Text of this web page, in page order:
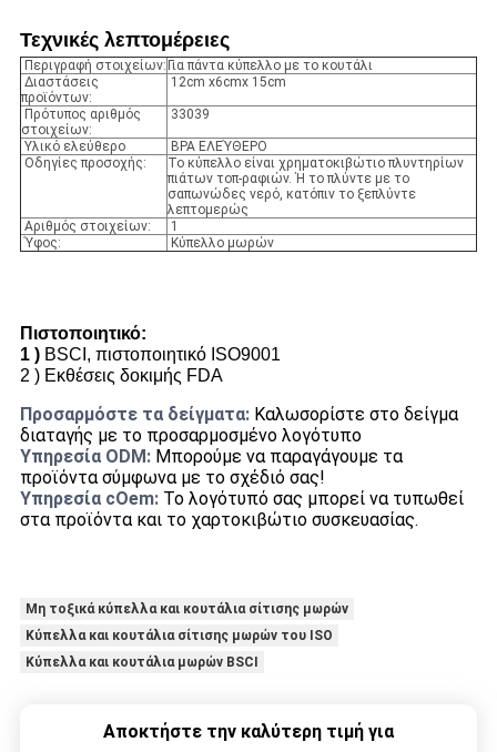
Τεχνικές λεπτομέρειες
Περιγραφή στοιχείων: Για πάντα κύπελλο με το κουτάλι
Διαστάσεις
προϊόντων:
12cm x6cmx15cm
Πρότυπος αριθμός
στοιχείων:
33039
Υλικό ελεύθερο
BPA ΕΛΕΎΘΕΡΟ
Οδηγίες προσοχής:
Το κύπελλο είναι χρηματοκιβώτιο πλυντηρίων
πιάτων τοπ-ραφιών. Ή το πλύντε με το
σαπωνώδες νερό, κατόπιν το ξεπλύντε
λεπτομερώς
Αριθμός στοιχείων:
1
Ύφος:
Κύπελλο μωρών
Πιστοποιητικό:
1 ) BSCI, πιστοποιητικό ISO9001
2 ) Εκθέσεις δοκιμής FDA
Προσαρμόστε τα δείγματα: Καλωσορίστε στο δείγμα
διαταγής με το προσαρμοσμένο λογότυπο
Υπηρεσία ODM: Μπορούμε να παραγάγουμε τα
προϊόντα σύμφωνα με το σχέδιό σας!
Υπηρεσία cOem: Το λογότυπό σας μπορεί να τυπωθεί
στα προϊόντα και το χαρτοκιβώτιο συσκευασίας.
Μη τοξικά κύπελλα και κουτάλια σίτισης μωρών
Κύπελλα και κουτάλια σίτισης μωρών του ISO
Κύπελλα και κουτάλια μωρών BSCI
Αποκτήστε την καλύτερη τιμή για